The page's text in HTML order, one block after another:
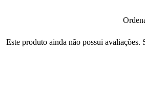
Este produto ainda não possui avaliações.